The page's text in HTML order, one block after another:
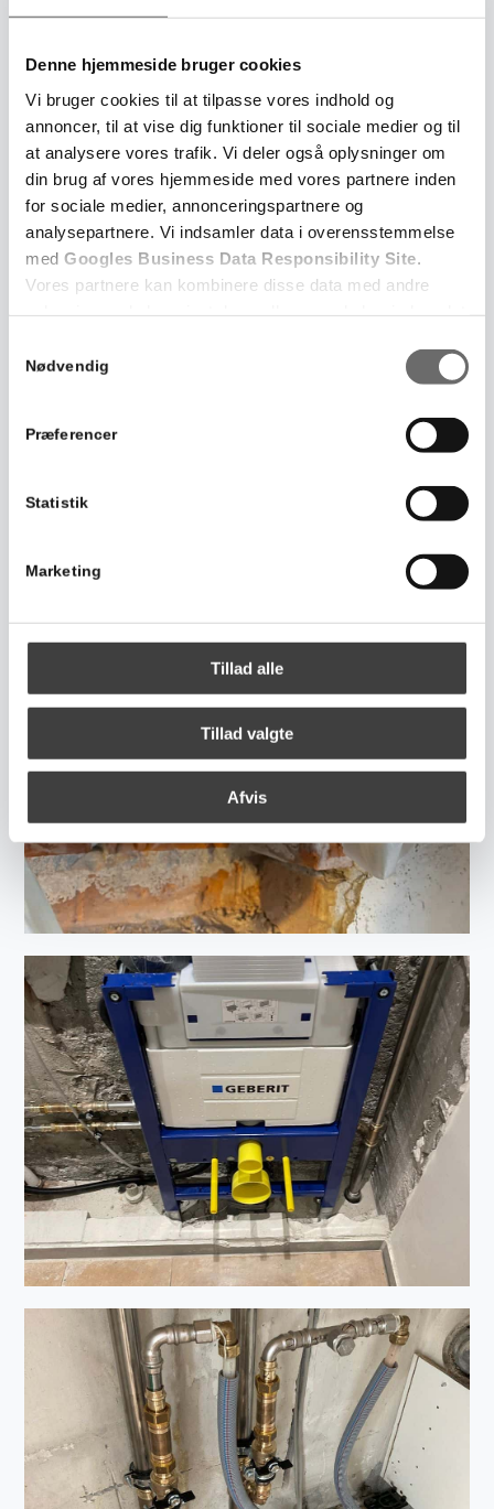
Denne hjemmeside bruger cookies
Vi bruger cookies til at tilpasse vores indhold og
annoncer, til at vise dig funktioner til sociale medier og til
at analysere vores trafik. Vi deler også oplysninger om
din brug af vores hjemmeside med vores partnere inden
for sociale medier, annonceringspartnere og
analysepartnere. Vi indsamler data i overensstemmelse
med Googles Business Data Responsibility Site
Vores partnere kan kombinere disse data med andre
Nødvendig
Præferencer
Statistik
Marketing
Tillad alle
Tillad valgte
Afvis